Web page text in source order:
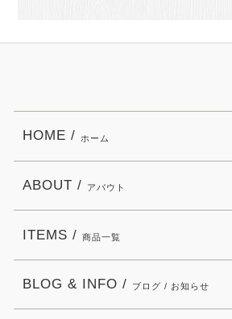
HOME / ホーム
ABOUT / アバウト
ITEMS / 商品一覧
BLOG & INFO / ブログ / お知らせ